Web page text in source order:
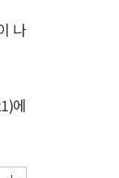
나
에